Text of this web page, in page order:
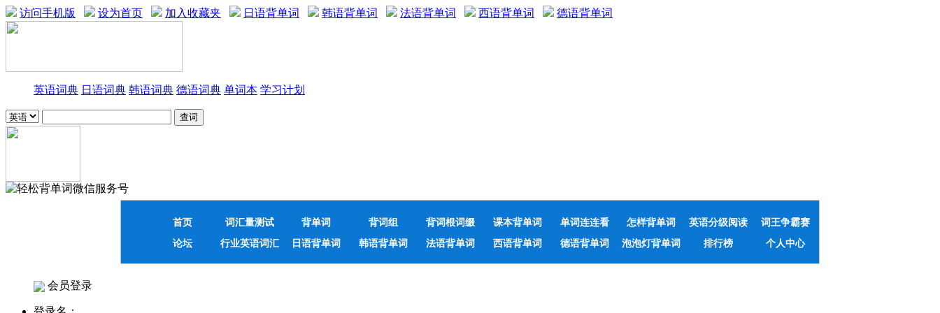
访问手机版 设为首页 加入收藏夹 日语背单词 韩语背单词 法语背单词 西语背单词 德语背单词
英语词典 日语词典 韩语词典 德语词典 单词本 学习计划
首页 词汇量测试 背单词 背词组 背词根词缀 课本背单词 单词连连看 怎样背单词 英语分级阅读
词王争霸赛
论坛
行业英语词汇 日语背单词 韩语背单词 法语背单词 西语背单词 德语背单词 泡泡灯背单词 排行榜 个人中心
会员登录